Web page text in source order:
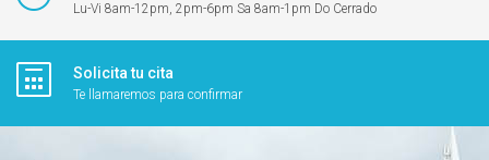
Lu-Vi 8am-12pm, 2pm-6pm Sa 8am-1pm Do Cerrado
Solicita tu cita
Te llamaremos para confirmar